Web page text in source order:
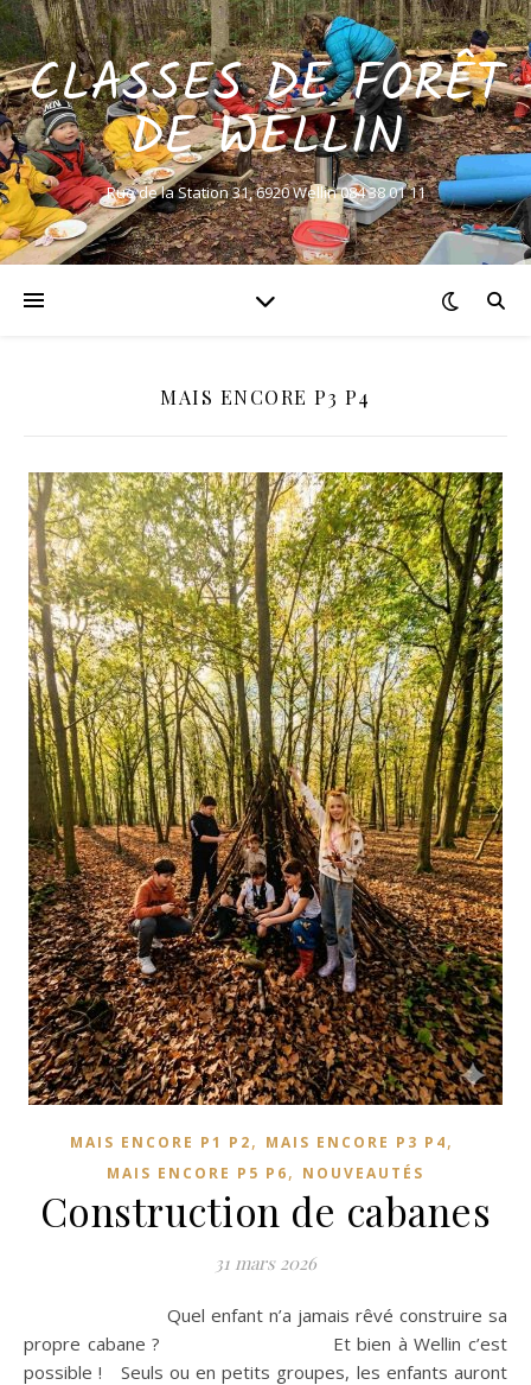
CLASSES DE FORÊT
DE WELLIN
Rue de la Station 31, 6920 Wellin 084 38 01 11
MAIS ENCORE P3 P4
MAIS ENCORE P1 P2, MAIS ENCORE P3 P4,
MAIS ENCORE P5 P6, NOUVEAUTÉS
Construction de cabanes
31 mars 2026
Quel enfant n’a jamais rêvé construire sa
propre cabane ? Et bien à Wellin c’est
possible ! Seuls ou en petits groupes, les enfants auront